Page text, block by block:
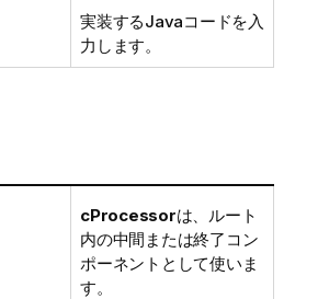
実装するJavaコードを入
力します。
cProcessorは、ルート
内の中間または終了コン
ポーネントとして使いま
す。